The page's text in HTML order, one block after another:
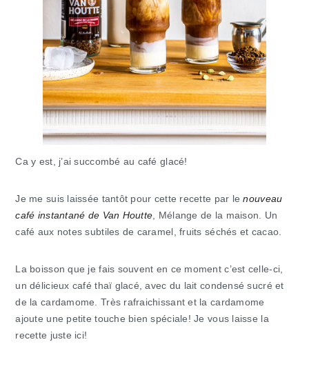
Ca y est, j’ai succombé au café glacé!
Je me suis laissée tantôt pour cette recette par lenouveau
café instantané de Van Houtte, Mélange de la maison. Un
café aux notes subtiles de caramel, fruits séchés et cacao.
La boisson que je fais souvent en ce moment c’est celle-ci,
un délicieux café thaï glacé, avec du lait condensé sucré et
de la cardamome. Très rafraichissant et la cardamome
ajoute une petite touche bien spéciale! Je vous laisse la
recette juste ici!